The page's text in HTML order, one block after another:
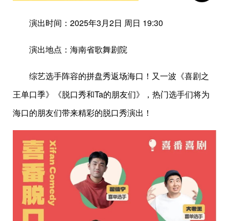
演出时间：2025年3月2日 周日 19:30
演出地点：海南省歌舞剧院
综艺选手阵容的拼盘秀返场海口！又一波《喜剧之
王单口季》《脱口秀和Ta的朋友们》，热门选手们将为
海口的朋友们带来精彩的脱口秀演出！